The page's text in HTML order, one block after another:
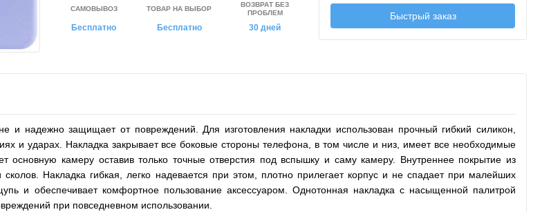
Быстрый заказ
САМОВЫВОЗ
Бесплатно
ТОВАР НА ВЫБОР
Бесплатно
ВОЗВРАТ БЕЗ
ПРОБЛЕМ
30 дней
и надежно защищает от повреждений. Для изготовления накладки использован прочный гибкий силикон,
и ударах. Накладка закрывает все боковые стороны телефона, в том числе и низ, имеет все необходимые
камеру оставив только точные отверстия под вспышку и саму камеру. Внутреннее покрытие из
Накладка гибкая, легко надевается при этом, плотно прилегает корпус и не спадает при малейших
и обеспечивает комфортное пользование аксессуаром. Однотонная накладка с насыщенной палитрой
при повседневном использовании.